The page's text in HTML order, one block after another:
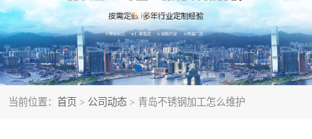
当前位置： 首页 > 公司动态 > 青岛不锈钢加工怎么维护
管件标准件
不锈钢人孔
不锈钢角钢